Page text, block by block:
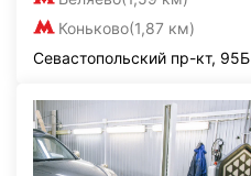
Коньково(1,87 км)
Севастопольский пр-кт, 95Б